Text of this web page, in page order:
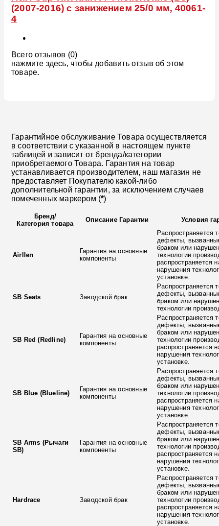
(2007-2016) с занижением 25/0 мм, 40061-
4
Всего отзывов (0)
нажмите здесь, чтобы добавить отзыв об этом
товаре.
Гарантийное обслуживание Товара осуществляется
в соответствии с указанной в настоящем пункте
таблицей и зависит от бренда/категории
приобретаемого Товара. Гарантия на товар
устанавливается производителем, наш магазин не
предоставляет Покупателю какой-либо
дополнительной гарантии, за исключением случаев
помеченных маркером (*)
Бренд/
Категория товара
Описание Гарантии Условия
Airllen
Гарантия на основные
компоненты
Распространяется
дефекты,
браком или
технологии
распространяется
нарушения
установке.
SB Seats Заводской брак
Распространяется
дефекты,
браком или
технологии
SB Red (Redline)
Гарантия на основные
компоненты
Распространяется
дефекты,
браком или
технологии
распространяется
нарушения
установке.
SB Blue (Blueline)
Гарантия на основные
компоненты
Распространяется
дефекты,
браком или
технологии
распространяется
нарушения
установке.
SB Arms (Рычаги
SB)
Гарантия на основные
компоненты
Распространяется
дефекты,
браком или
технологии
распространяется
нарушения
установке.
Hardrace Заводской брак
Распространяется
дефекты,
браком или
технологии
распространяется
нарушения
установке.